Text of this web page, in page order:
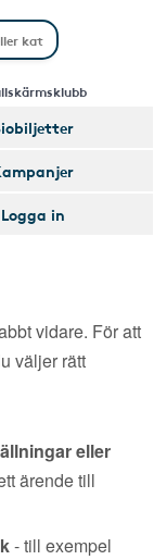
Logga in
vidare. För att
väljer rätt
eller
ärende till
- till exempel